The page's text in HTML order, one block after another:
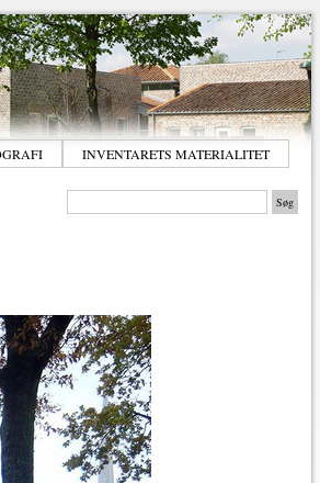
INVENTARETS MATERIALITET